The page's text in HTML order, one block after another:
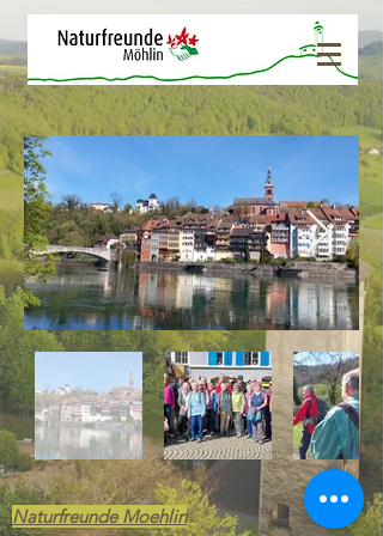
Naturfreunde Moehlin